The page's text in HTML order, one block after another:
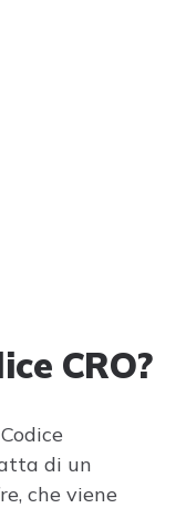
CRO?
di un
che viene